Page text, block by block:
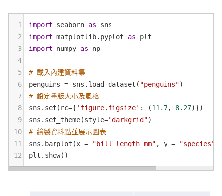
1 import seaborn as
sns
2
import matplotlib. pyplot as
plt
3
import numpy as
np
4
5
# 載入內建資料集
6
penguins = sns . load_dataset ( "penguins")
7
# 設定畫版大小及風格
8
sns . set ( rc={ 'figure.figsize' : (11.7, 8.27)})
9
sns . set_theme(style="darkgrid")
10
# 繪製資料點並展示圖表
11
sns . barplot (x = "bill_length_mm" , y = "species"
12
plt . show()